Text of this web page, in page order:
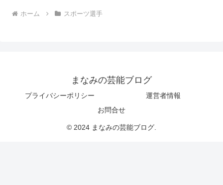
ホーム スポーツ選手
まなみの芸能ブログ
プライバシーポリシー
運営者情報
お問合せ
© 2024 まなみの芸能ブログ.